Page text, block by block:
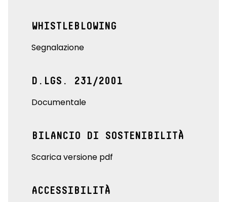
WHISTLEBLOWING
Segnalazione
D.LGS. 231/2001
Documentale
BILANCIO DI SOSTENIBILITÀ
Scarica versione pdf
ACCESSIBILITÀ